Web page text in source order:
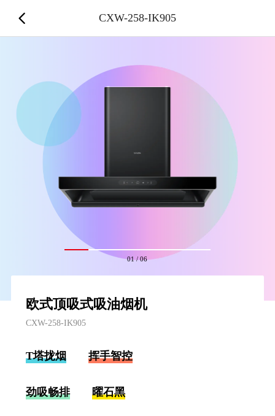
01/06
欧式顶吸式吸油烟机
CXW-258-IK905
T塔拢烟 挥手智控
劲吸畅排 曜石黑
CXW-258-IK905